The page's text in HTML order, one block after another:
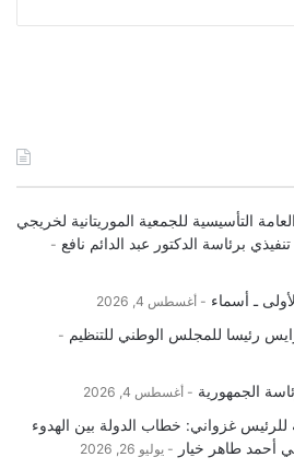
التأسيسية للجمعية الموريتانية لخريجي
برئاسة الدكتور عبد الدائم نافع
ـ أسماء أغسطس 4, 2026
رئيسا للمجلس الوطني للتنظيم
الجمهورية أغسطس 4, 2026
غزواني: خطاب الدولة بين الهدوء
أحمد طاهر خيار
يوليو 26, 2026